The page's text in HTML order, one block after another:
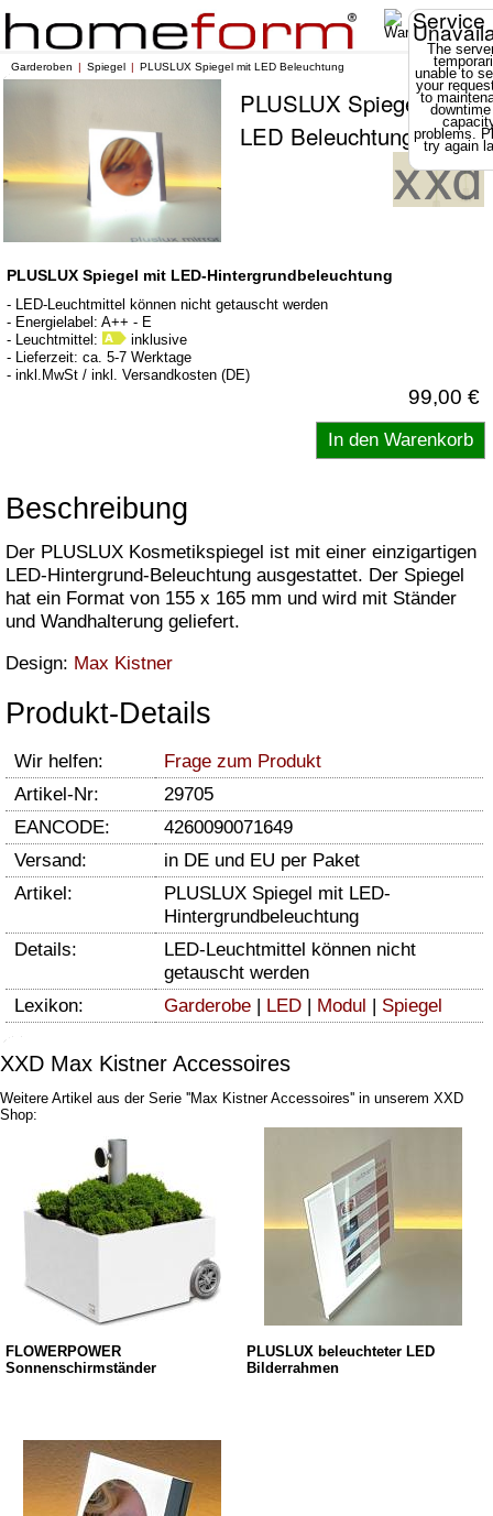
Service
The
unable to
your
to
problems.
try again
Garderoben Spiegel PLUSLUX Spiegel mit LED Beleuchtung
PLUSLUX Spiegel mit
LED Beleuchtung
PLUSLUX Spiegel mit LED-Hintergrundbeleuchtung
- LED-Leuchtmittel können nicht getauscht werden
- Energielabel: A++ - E
- Leuchtmittel:
inklusive
- Lieferzeit: ca. 5-7 Werktage
- inkl.MwSt / inkl. Versandkosten (DE)
99,00 €
Beschreibung
Der PLUSLUX Kosmetikspiegel ist mit einer einzigartigen
LED-Hintergrund-Beleuchtung ausgestattet. Der Spiegel
hat ein Format von 155 x 165 mm und wird mit Ständer
und Wandhalterung geliefert.
Design: Max Kistner
Produkt-Details
Wir helfen:
Frage zum Produkt
Artikel-Nr:
29705
EANCODE:
4260090071649
Versand:
in DE und EU per Paket
Artikel:
PLUSLUX Spiegel mit LED-
Hintergrundbeleuchtung
Details:
LED-Leuchtmittel können nicht
getauscht werden
Lexikon:
Garderobe | LED | Modul | Spiegel
XXD Max Kistner Accessoires
Weitere Artikel aus der Serie ''Max Kistner Accessoires'' in unserem XXD
Shop:
FLOWERPOWER
Sonnenschirmständer
PLUSLUX beleuchteter LED
Bilderrahmen